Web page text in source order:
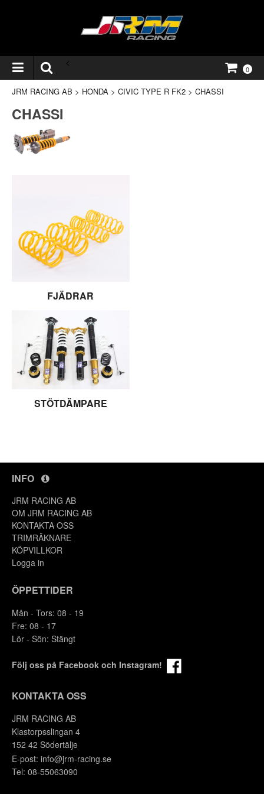
<
0
JRM RACING AB > HONDA > CIVIC TYPE R FK2 > CHASSI
CHASSI
FJÄDRAR
STÖTDÄMPARE
INFO
JRM RACING AB
OM JRM RACING AB
KONTAKTA OSS
TRIMRÄKNARE
KÖPVILLKOR
Logga in
ÖPPETTIDER
Mån - Tors: 08 - 19
Fre: 08 - 17
Lör - Sön: Stängt
Följ oss på Facebook och Instagram!
KONTAKTA OSS
JRM RACING AB
Klastorpsslingan 4
152 42 Södertälje
E-post: info@jrm-racing.se
Tel: 08-55063090